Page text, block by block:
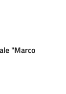
"Marco